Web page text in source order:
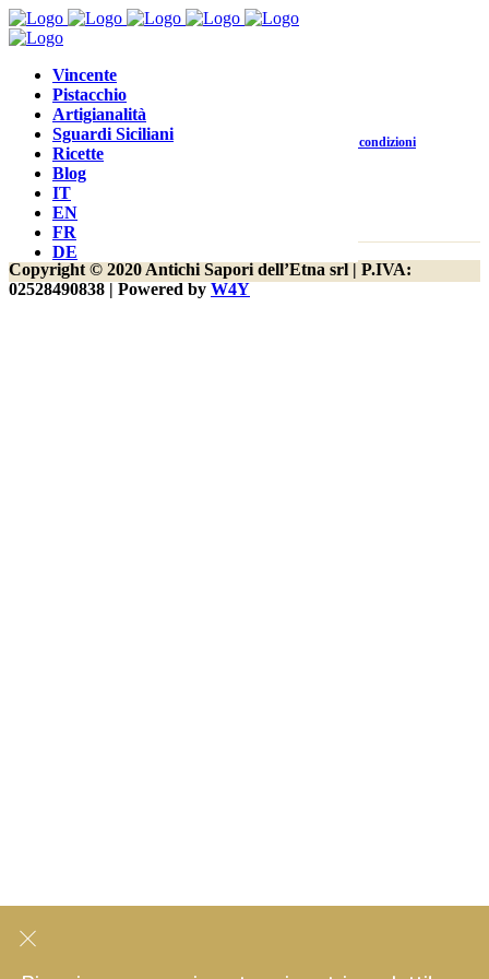
Vincente
Pistacchio
Artigianalità
Sguardi Siciliani
Ricette
Blog
IT
EN
FR
DE
yay, we are on a product category page!
Contatti Termini e condizioni
Copyright © 2020 Antichi Sapori dell’Etna srl | P.IVA:
02528490838 | Powered by W4Y